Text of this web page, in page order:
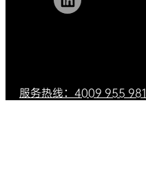
服务热线：4009 955 981